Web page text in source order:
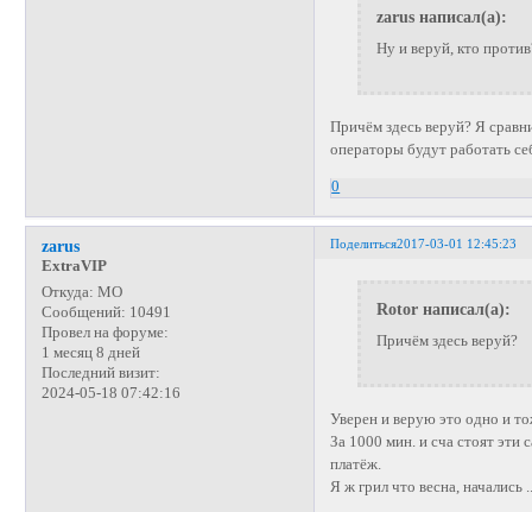
zarus написал(а):
Ну и веруй, кто
Причём здесь веруй? Я
операторы будут работать
0
Поделиться2017-03-01 12:45:23
zarus
ExtraVIP
Откуда: МО
Сообщений: 10491
Провел на форуме:
1 месяц 8 дней
Последний визит:
2024-05-18 07:42:16
Rotor написал(а):
Причём здесь веруй?
Уверен и верую это одно и
За 1000 мин. и сча стоят
платёж.
Я ж грил что весна,